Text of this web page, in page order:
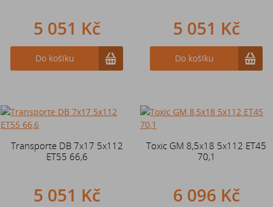
5 051 Kč
Do košíku
5 051 Kč
Do košíku
Transporte DB 7x17 5x112
ET55 66,6
5 051 Kč
Toxic GM 8,5x18 5x112 ET45
70,1
6 096 Kč